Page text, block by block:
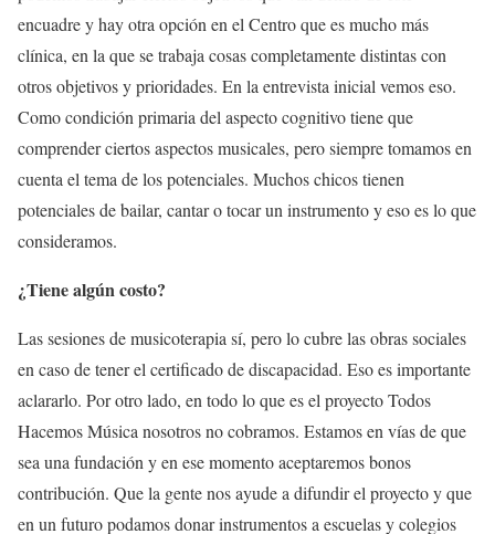
encuadre y hay otra opción en el Centro que es mucho más
clínica, en la que se trabaja cosas completamente distintas con
otros objetivos y prioridades. En la entrevista inicial vemos eso.
Como condición primaria del aspecto cognitivo tiene que
comprender ciertos aspectos musicales, pero siempre tomamos en
cuenta el tema de los potenciales. Muchos chicos tienen
potenciales de bailar, cantar o tocar un instrumento y eso es lo que
consideramos.
¿Tiene algún costo?
Las sesiones de musicoterapia sí, pero lo cubre las obras sociales
en caso de tener el certificado de discapacidad. Eso es importante
aclararlo. Por otro lado, en todo lo que es el proyecto Todos
Hacemos Música nosotros no cobramos. Estamos en vías de que
sea una fundación y en ese momento aceptaremos bonos
contribución. Que la gente nos ayude a difundir el proyecto y que
en un futuro podamos donar instrumentos a escuelas y colegios